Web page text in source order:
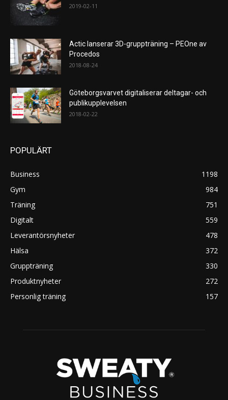
2019-02-11
Actic lanserar 3D-gruppträning – PEOne av
Procedos
2018-08-24
Göteborgsvarvet digitaliserar deltagar- och
publikupplevelsen
2018-02-22
POPULÄRT
Business
1198
Gym
984
Träning
751
Digitalt
559
Leverantörsnyheter
478
Hälsa
372
Gruppträning
330
Produktnyheter
272
Personlig träning
157